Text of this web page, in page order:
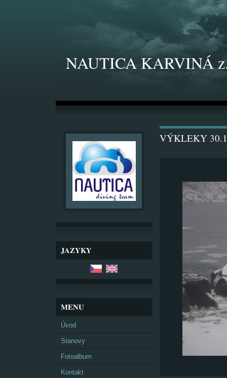
NAUTICA KARVINÁ
JAZYKY
MENU
Úvod
Stanovy
Fotoalbum
Kontakt
VÝKLEKY